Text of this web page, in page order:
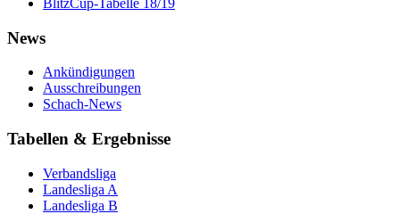
News
Ankündigungen
Ausschreibungen
Schach-News
Tabellen & Ergebnisse
Verbandsliga
Landesliga A
Landesliga B